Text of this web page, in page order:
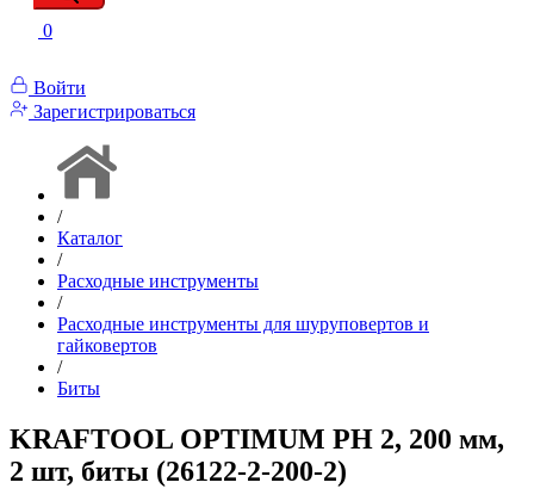
0
Войти
Зарегистрироваться
/
Каталог
/
Расходные инструменты
/
Расходные инструменты для шуруповертов и
гайковертов
/
Биты
KRAFTOOL OPTIMUM PH 2, 200 мм,
2 шт, биты (26122-2-200-2)